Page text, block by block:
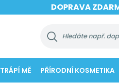
DOPRAVA
TRÁPÍ MĚ PŘÍRODNÍ KOSMETIKA